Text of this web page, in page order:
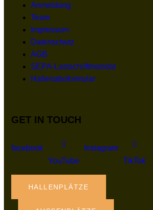
Anmeldung
Team
Impressum
Datenschutz
AGB
SEPA-Lastschriftmandat
Hallenaboformular
GET IN TOUCH
facebook
YouTube
Instagram
TikTok
HALLENPLÄTZE